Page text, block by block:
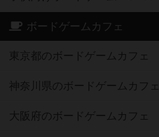
ボードゲームカフェ
東京都のボードゲームカフェ
神奈川県のボードゲームカフェ
大阪府のボードゲームカフェ